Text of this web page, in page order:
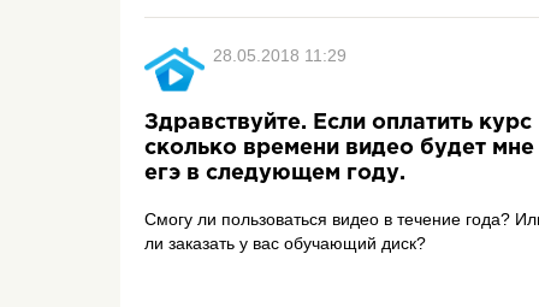
28.05.2018 11:29
Здравствуйте. Если оплатить
сколько времени видео будет
егэ в следующем году.
Смогу ли пользоваться видео в течение года?
ли заказать у вас обучающий диск?